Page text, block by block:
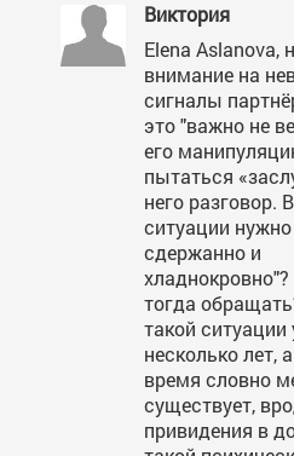
Виктория
Elena Aslanova,
внимание на
сигналы
это "важно не
его
пытаться
него разговор.
ситуации
сдержанно и
тогда
такой ситуации
несколько лет,
время словно
существует,
привидения в